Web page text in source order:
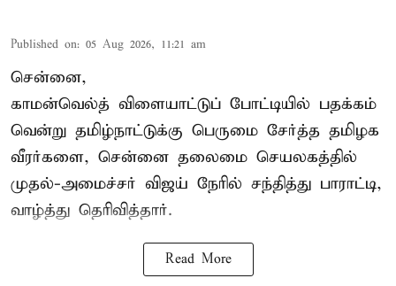
Published on: 05 Aug 2026, 11:21 am
சென்னை,
காமன்வெல்த் விளையாட்டுப் போட்டியில் பதக்கம்
வென்று தமிழ்நாட்டுக்கு பெருமை சேர்த்த தமிழக
வீரர்களை, சென்னை தலைமை செயலகத்தில்
முதல்-அமைச்சர் விஜய் நேரில் சந்தித்து பாராட்டி,
வாழ்த்து தெரிவித்தார்.
Read More